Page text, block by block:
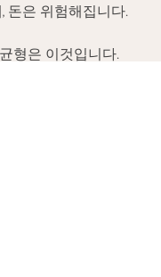
돈은 위험해집니다.
형은 이것입니다.